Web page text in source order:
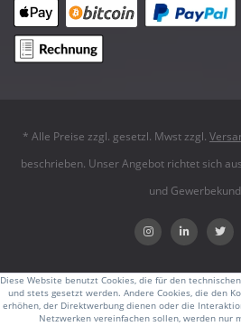
* Alle Preise zzgl. gesetzl. Mwst zzgl.
beschrieben. Unser Angebot richtet sich
und
Diese Website benutzt Cookies, die für den
und stets gesetzt werden. Andere Cookies, die den
erhöhen, der Direktwerbung dienen oder die
Netzwerken vereinfachen sollen, werden nur